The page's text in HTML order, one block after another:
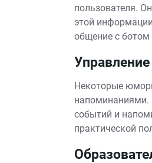
пользователя.
этой
общение с ботом
Некоторые
напоминаниями.
событий и
практической